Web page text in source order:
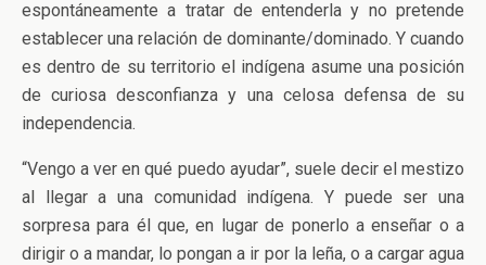
espontáneamente a tratar de entenderla y no pretende
establecer una relación de dominante/dominado. Y cuando
es dentro de su territorio el indígena asume una posición
de curiosa desconfianza y una celosa defensa de su
independencia.
“Vengo a ver en qué puedo ayudar”, suele decir el mestizo
al llegar a una comunidad indígena. Y puede ser una
sorpresa para él que, en lugar de ponerlo a enseñar o a
dirigir o a mandar, lo pongan a ir por la leña, o a cargar agua